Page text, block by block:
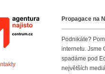
Agentura Najisto
Propagace na
Podnikáte?
internetu. Jsme
spadáme pod
největších